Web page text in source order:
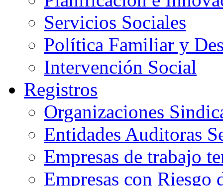
Servicios Sociales
Política Familiar y
Intervención Social
Registros
Organizaciones
Entidades Auditoras
Empresas de trabajo
Empresas con Riesgo